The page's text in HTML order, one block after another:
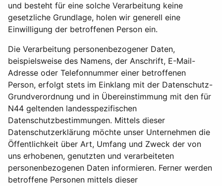
und besteht für eine solche Verarbeitung keine
gesetzliche Grundlage, holen wir generell eine
Einwilligung der betroffenen Person ein.
Die Verarbeitung personenbezogener Daten,
beispielsweise des Namens, der Anschrift, E-Mail-
Adresse oder Telefonnummer einer betroffenen
Person, erfolgt stets im Einklang mit der Datenschutz-
Grundverordnung und in Übereinstimmung mit den für
N44 geltenden landesspezifischen
Datenschutzbestimmungen. Mittels dieser
Datenschutzerklärung möchte unser Unternehmen die
Öffentlichkeit über Art, Umfang und Zweck der von
uns erhobenen, genutzten und verarbeiteten
personenbezogenen Daten informieren. Ferner werden
betroffene Personen mittels dieser